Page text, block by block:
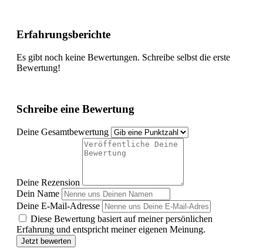
Erfahrungsberichte
Es gibt noch keine Bewertungen. Schreibe selbst die erste
Bewertung!
Schreibe eine Bewertung
Deine Gesamtbewertung
Deine Rezension
Dein Name
Deine E-Mail-Adresse
Diese Bewertung basiert auf meiner persönlichen
Erfahrung und entspricht meiner eigenen Meinung.
Jetzt bewerten